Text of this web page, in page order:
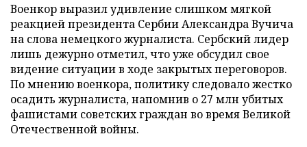
Военкор выразил удивление слишком мягкой
реакцией президента Сербии Александра Вучича
на слова немецкого журналиста. Сербский лидер
лишь дежурно отметил, что уже обсудил свое
видение ситуации в ходе закрытых переговоров.
По мнению военкора, политику следовало жестко
осадить журналиста, напомнив о 27 млн убитых
фашистами советских граждан во время Великой
Отечественной войны.